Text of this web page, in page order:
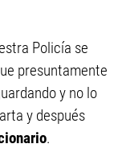
Policía se
presuntamente
y no lo
y después
.